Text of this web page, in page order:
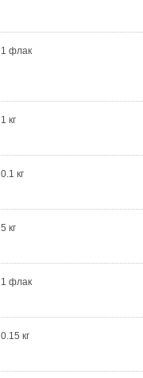
1 флак
1 кг
0.1 кг
5 кг
1 флак
0.15 кг